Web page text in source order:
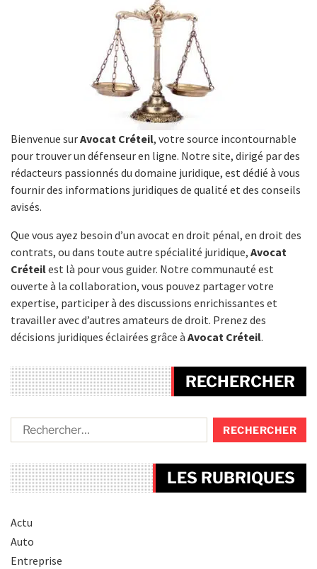
Bienvenue surAvocat Créteil, votre source incontournable
pour trouver un défenseur en ligne. Notre site, dirigé par des
rédacteurs passionnés du domaine juridique, est dédié à vous
fournir des informations juridiques de qualité et des conseils
avisés.
Que vous ayez besoin d’un avocat en droit pénal, en droit des
contrats, ou dans toute autre spécialité juridique, Avocat
Créteilest là pour vous guider. Notre communauté est
ouverte à la collaboration, vous pouvez partager votre
expertise, participer à des discussions enrichissantes et
travailler avec d’autres amateurs de droit. Prenez des
décisions juridiques éclairées grâce à Avocat Créteil.
RECHERCHER
LES RUBRIQUES
Actu
Auto
Entreprise